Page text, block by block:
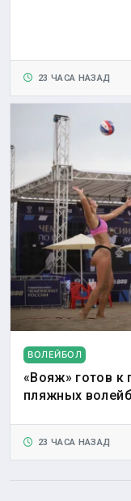
23 ЧАСА НАЗАД
ВОЛЕЙБОЛ
«Вояж» готов к
пляжных
23 ЧАСА НАЗАД